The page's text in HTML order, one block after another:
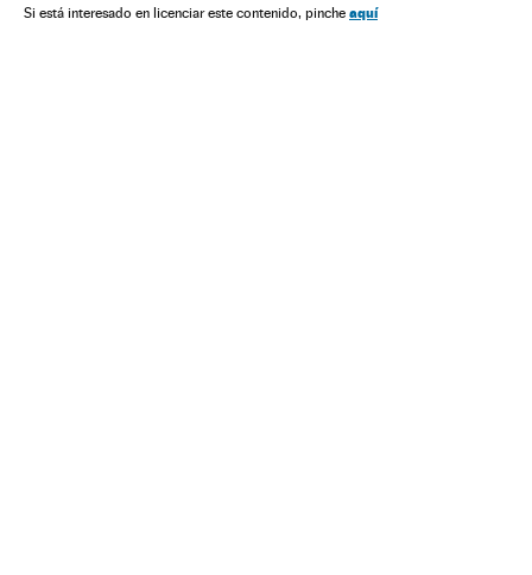
PSDB Rodrigo Maia Marcelo Freixo Política
Si está interesado en licenciar este contenido, pinche aquí